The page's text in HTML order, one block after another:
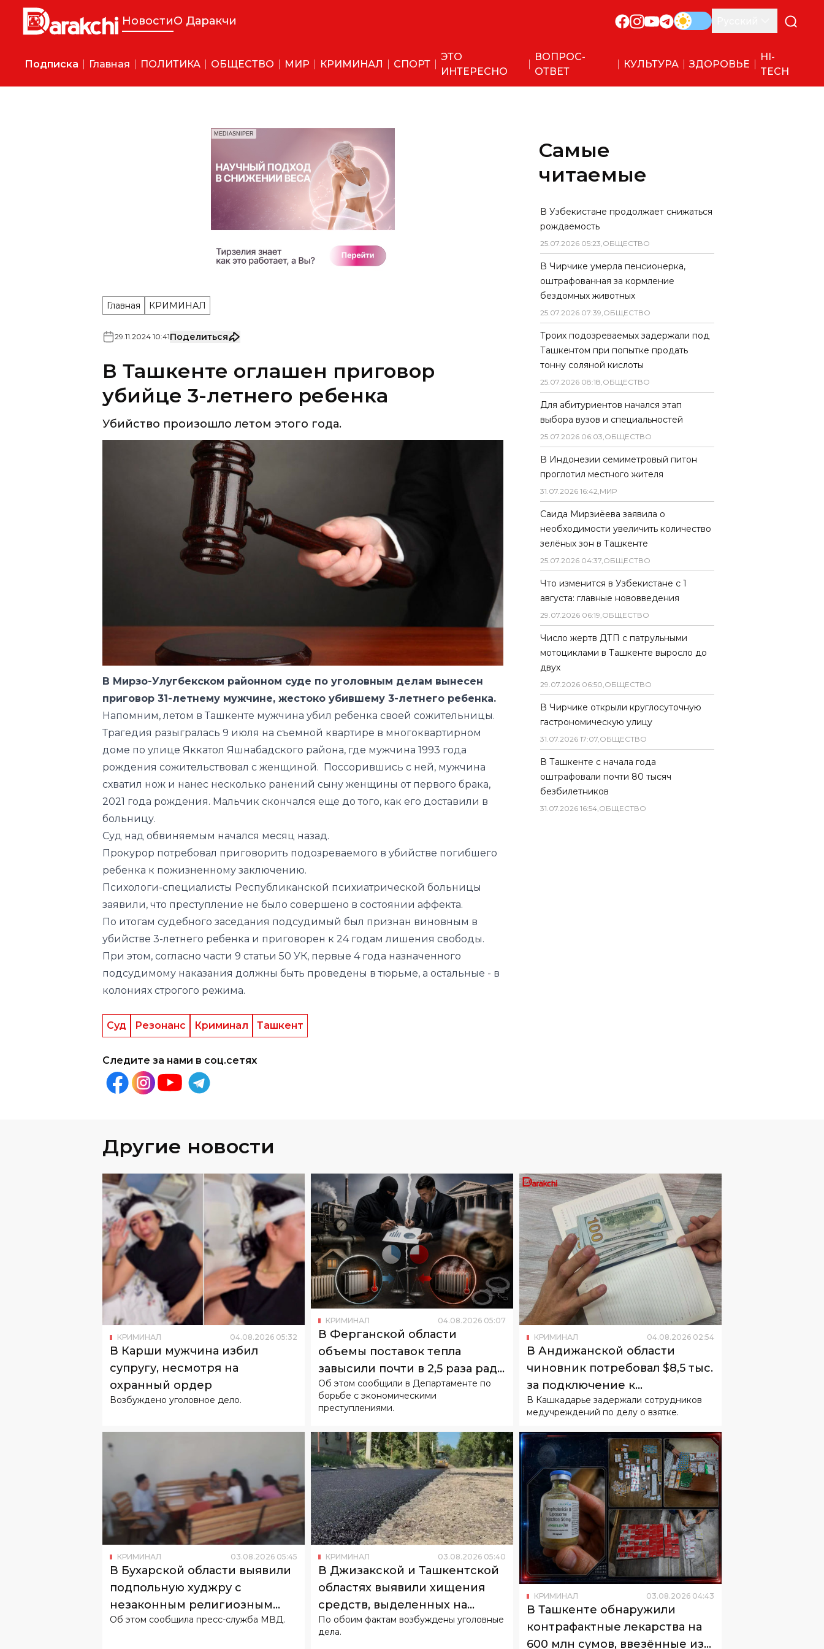
НовостиО Даракчи
Подписка Главная ПОЛИТИКА ОБЩЕСТВО МИР КРИМИНАЛ СПОРТ
ЭТО
ИНТЕРЕСНО
ВОПРОС-
ОТВЕТ
КУЛЬТУРА ЗДОРОВЬЕ
HI-
TECH
MEDIASNIPER
Главная КРИМИНАЛ
29.11.2024 10:41Поделиться
В Ташкенте оглашен приговор
убийце 3-летнего ребенка
Убийство произошло летом этого года.
В Мирзо-Улугбекском районном суде по уголовным делам вынесен
приговор 31-летнему мужчине, жестоко убившему 3-летнего ребенка.
Напомним, летом в Ташкенте мужчина убил ребенка своей сожительницы.
Трагедия разыгралась 9 июля на съемной квартире в многоквартирном
доме по улице Яккатол Яшнабадского района, где мужчина 1993 года
рождения сожительствовал с женщиной. Поссорившись с ней, мужчина
схватил нож и нанес несколько ранений сыну женщины от первого брака,
2021 года рождения. Мальчик скончался еще до того, как его доставили в
больницу.
Суд над обвиняемым начался месяц назад.
Прокурор потребовал приговорить подозреваемого в убийстве погибшего
ребенка к пожизненному заключению.
Психологи-специалисты Республиканской психиатрической больницы
заявили, что преступление не было совершено в состоянии аффекта.
По итогам судебного заседания подсудимый был признан виновным в
убийстве 3-летнего ребенка и приговорен к 24 годам лишения свободы.
При этом, согласно части 9 статьи 50 УК, первые 4 года назначенного
подсудимому наказания должны быть проведены в тюрьме, а остальные - в
колониях строгого режима.
Суд Резонанс Криминал Ташкент
Следите за нами в соц.сетях
Самые
читаемые
В Узбекистане продолжает снижаться
рождаемость
25.07.2026 05:23,ОБЩЕСТВО
В Чирчике умерла пенсионерка,
оштрафованная за кормление
бездомных животных
25.07.2026 07:39,ОБЩЕСТВО
Троих подозреваемых задержали под
Ташкентом при попытке продать
тонну соляной кислоты
25.07.2026 08:18,ОБЩЕСТВО
Для абитуриентов начался этап
выбора вузов и специальностей
25.07.2026 06:03,ОБЩЕСТВО
В Индонезии семиметровый питон
проглотил местного жителя
31.07.2026 16:42,МИР
Саида Мирзиёева заявила о
необходимости увеличить количество
зелёных зон в Ташкенте
25.07.2026 04:37,ОБЩЕСТВО
Что изменится в Узбекистане с 1
августа: главные нововведения
29.07.2026 06:19,ОБЩЕСТВО
Число жертв ДТП с патрульными
мотоциклами в Ташкенте выросло до
двух
29.07.2026 06:50,ОБЩЕСТВО
В Чирчике открыли круглосуточную
гастрономическую улицу
31.07.2026 17:07,ОБЩЕСТВО
В Ташкенте с начала года
оштрафовали почти 80 тысяч
безбилетников
31.07.2026 16:54,ОБЩЕСТВО
Другие новости
КРИМИНАЛ 04.08.2026 05:32
В Карши мужчина избил
супругу, несмотря на
охранный ордер
Возбуждено уголовное дело.
КРИМИНАЛ 04.08.2026 05:07
В Ферганской области
объемы поставок тепла
завысили почти в 2,5 раза ради
субсидий
Об этом сообщили в Департаменте по
борьбе с экономическими
преступлениями.
КРИМИНАЛ 04.08.2026 02:54
В Андижанской области
чиновник потребовал $8,5 тыс.
за подключение к
канализации
В Кашкадарье задержали сотрудников
медучреждений по делу о взятке.
КРИМИНАЛ 03.08.2026 05:45
В Бухарской области выявили
подпольную худжру с
незаконным религиозным
обучением детей
Об этом сообщила пресс-служба МВД.
КРИМИНАЛ 03.08.2026 05:40
В Джизакской и Ташкентской
областях выявили хищения
средств, выделенных на
ремонт дорог
По обоим фактам возбуждены уголовные
дела.
КРИМИНАЛ 03.08.2026 04:43
В Ташкенте обнаружили
контрафактные лекарства на
600 млн сумов, ввезённые из